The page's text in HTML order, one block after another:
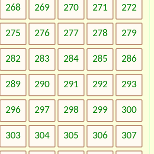
268 269 270 271 272
275 276 277 278 279
282 283 284 285 286
289 290 291 292 293
296 297 298 299 300
303 304 305 306 307